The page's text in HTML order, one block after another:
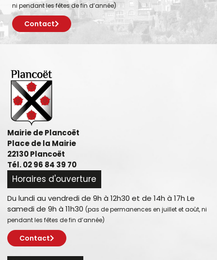
ni pendant les fêtes de fin d’année)
Contact
Mairie de Plancoët
Place de la Mairie
22130 Plancoët
Tél. 02 96 84 39 70
Horaires d'ouverture
Du lundi au vendredi de 9h à 12h30 et de 14h à 17h Le
samedi de 9h à 11h30 (pas de permanences en juillet et août, ni
pendant les fêtes de fin d’année)
Contact